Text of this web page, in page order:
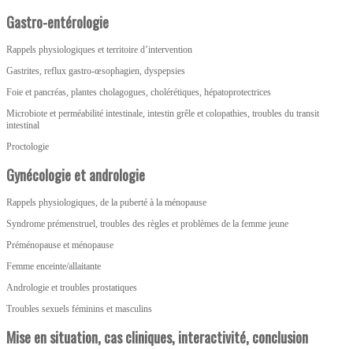
Gastro-entérologie
Rappels physiologiques et territoire d’intervention
Gastrites, reflux gastro-œsophagien, dyspepsies
Foie et pancréas, plantes cholagogues, cholérétiques, hépatoprotectrices
Microbiote et perméabilité intestinale, intestin grêle et colopathies, troubles du transit
intestinal
Proctologie
Gynécologie et andrologie
Rappels physiologiques, de la puberté à la ménopause
Syndrome prémenstruel, troubles des règles et problèmes de la femme jeune
Préménopause et ménopause
Femme enceinte/allaitante
Andrologie et troubles prostatiques
Troubles sexuels féminins et masculins
Mise en situation, cas cliniques, interactivité, conclusion